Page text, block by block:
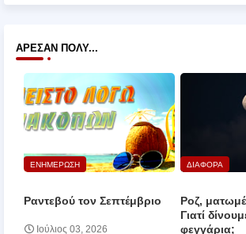
ΆΡΕΣΑΝ ΠΟΛΎ...
ΕΝΗΜΕΡΩΣΗ
Ραντεβού τον Σεπτέμβριο
Ιούλιος 03, 2026
ΔΙΑΦΟΡΑ
Ροζ,
Γιατί
φεγγάρια;